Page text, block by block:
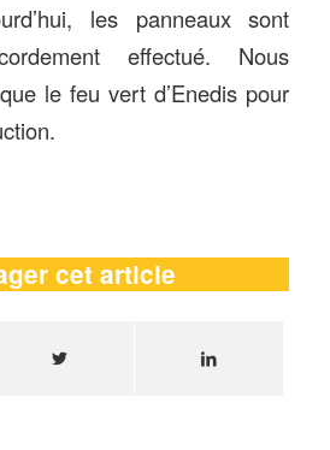
les panneaux sont
effectué. Nous
le feu vert d’Enedis pour
cet article